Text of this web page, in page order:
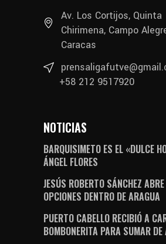
Av. Los Cortijos, Quinta
Chirimena, Campo
Caracas
+58 212 9517920
NOTICIAS
BARQUISIMETO ES EL «DULCE
ÁNGEL FLORES
JESÚS ROBERTO SÁNCHEZ
OPCIONES DENTRO DE ARAGUA
PUERTO CABELLO RECIBIÓ A
BOMBONERITA PARA SUMAR DE